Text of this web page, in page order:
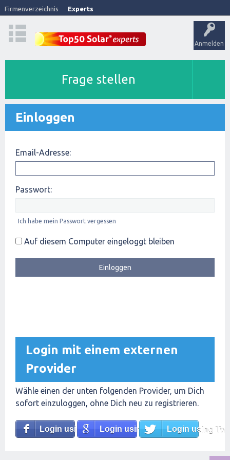
Firmenverzeichnis Experts
Anmelden
Frage stellen
Einloggen
Email-Adresse:
Passwort:
Ich habe mein Passwort vergessen
Auf diesem Computer eingeloggt bleiben
Login mit einem externen
Provider
Wähle einen der unten folgenden Provider, um Dich
sofort einzuloggen, ohne Dich neu zu registrieren.
Login using FacebookLogin using GoogleLogin using